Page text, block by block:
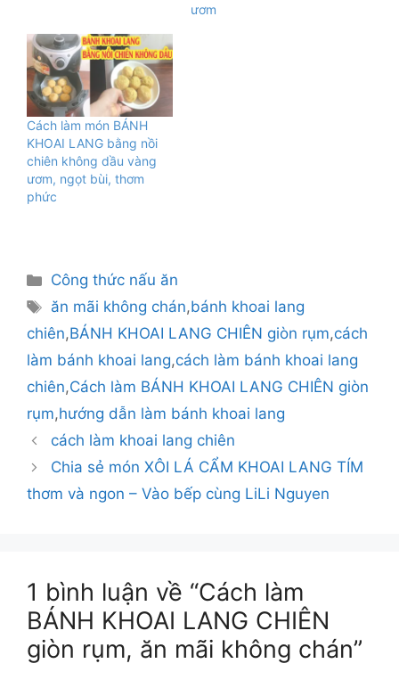
ươm
Cách làm món BÁNH
KHOAI LANG bằng nồi
chiên không dầu vàng
ươm, ngọt bùi, thơm
phức
Danh
mục
Công thức nấu ăn
Thẻ
ăn mãi không chán,bánh khoai lang
chiên,BÁNH KHOAI LANG CHIÊN giòn rụm,cách
làm bánh khoai lang,cách làm bánh khoai lang
chiên,Cách làm BÁNH KHOAI LANG CHIÊN giòn
rụm,hướng dẫn làm bánh khoai lang
cách làm khoai lang chiên
Chia sẻ món XÔI LÁ CẨM KHOAI LANG TÍM
thơm và ngon – Vào bếp cùng LiLi Nguyen
1 bình luận về “Cách làm
BÁNH KHOAI LANG CHIÊN
giòn rụm, ăn mãi không chán”